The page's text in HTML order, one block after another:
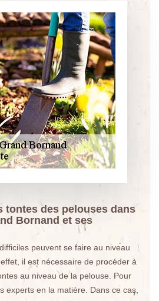
tontes des pelouses dans
Bornand et ses
peuvent se faire au niveau
il est nécessaire de procéder à
au niveau de la pelouse. Pour
experts en la matière. Dans ce cas,